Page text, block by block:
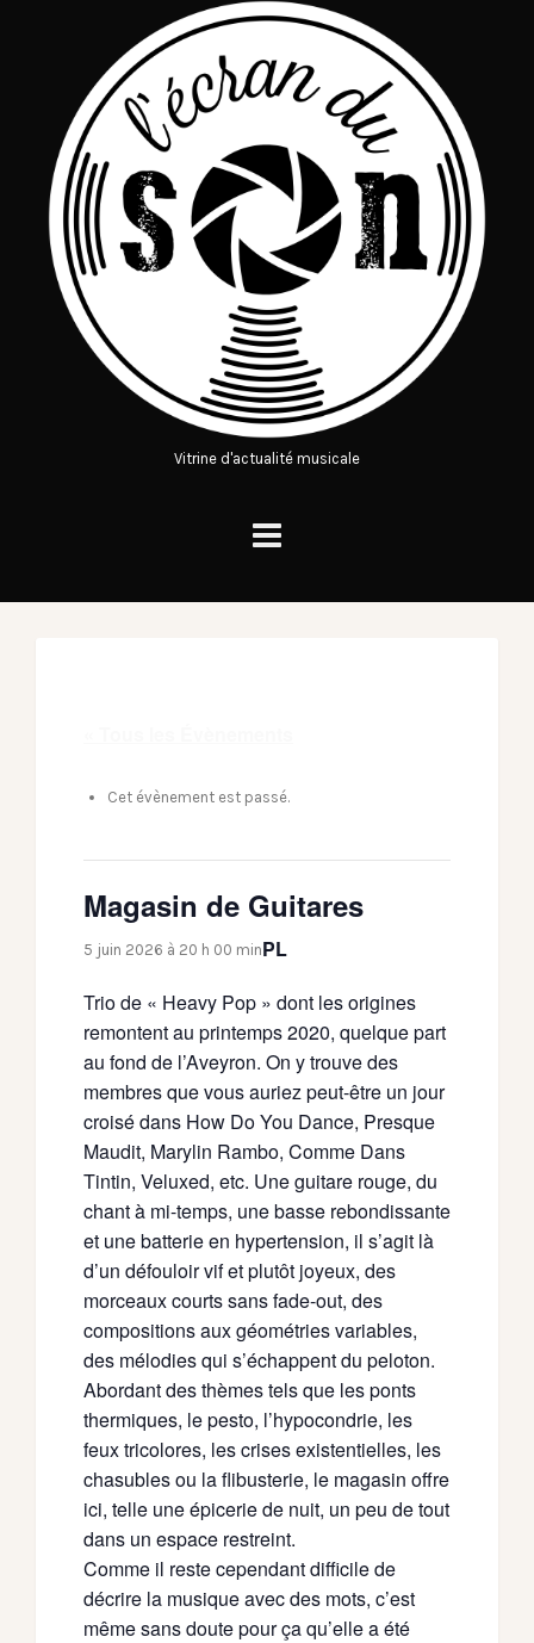
Vitrine d'actualité musicale
Cet évènement est passé.
Magasin de Guitares
5 juin 2026 à 20 h 00 minPL
Trio de « Heavy Pop » dont les origines
remontent au printemps 2020, quelque part
au fond de l’Aveyron. On y trouve des
membres que vous auriez peut-être un jour
croisé dans How Do You Dance, Presque
Maudit, Marylin Rambo, Comme Dans
Tintin, Veluxed, etc. Une guitare rouge, du
chant à mi-temps, une basse rebondissante
et une batterie en hypertension, il s’agit là
d’un défouloir vif et plutôt joyeux, des
morceaux courts sans fade-out, des
compositions aux géométries variables,
des mélodies qui s’échappent du peloton.
Abordant des thèmes tels que les ponts
thermiques, le pesto, l’hypocondrie, les
feux tricolores, les crises existentielles, les
chasubles ou la flibusterie, le magasin offre
ici, telle une épicerie de nuit, un peu de tout
dans un espace restreint.
Comme il reste cependant difficile de
décrire la musique avec des mots, c’est
même sans doute pour ça qu’elle a été